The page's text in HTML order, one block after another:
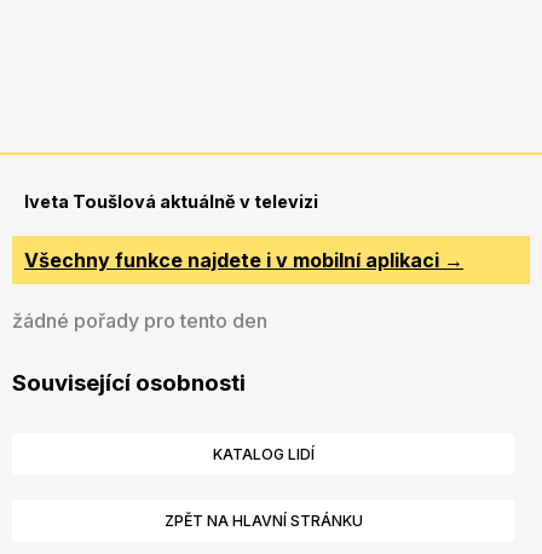
Iveta Toušlová aktuálně v televizi
Všechny funkce najdete i v mobilní aplikaci →
žádné pořady pro tento den
Související osobnosti
KATALOG LIDÍ
ZPĚT NA HLAVNÍ STRÁNKU